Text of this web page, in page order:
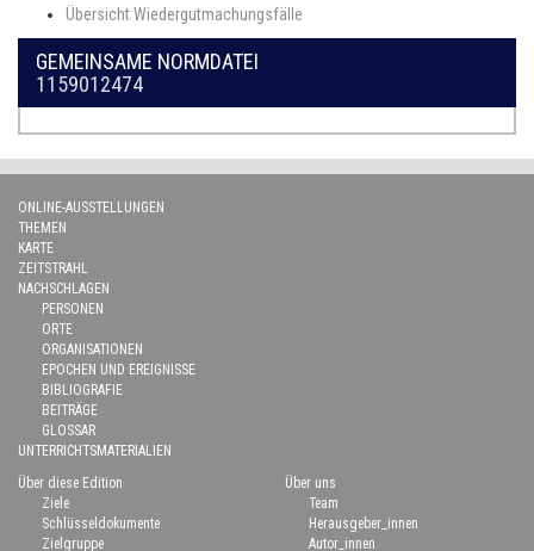
Übersicht Wiedergutmachungsfälle
GEMEINSAME NORMDATEI
1159012474
ONLINE-AUSSTELLUNGEN
THEMEN
KARTE
ZEITSTRAHL
NACHSCHLAGEN
PERSONEN
ORTE
ORGANISATIONEN
EPOCHEN UND EREIGNISSE
BIBLIOGRAFIE
BEITRÄGE
GLOSSAR
UNTERRICHTSMATERIALIEN
Über diese Edition
Ziele
Schlüsseldokumente
Zielgruppe
Über uns
Team
Herausgeber_innen
Autor_innen